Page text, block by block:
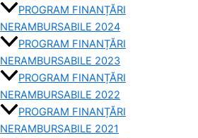
PROGRAM FINANȚĂRI
NERAMBURSABILE 2024
PROGRAM FINANȚĂRI
NERAMBURSABILE 2023
PROGRAM FINANȚĂRI
NERAMBURSABILE 2022
PROGRAM FINANȚĂRI
NERAMBURSABILE 2021